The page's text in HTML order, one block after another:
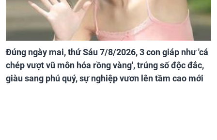
Đúng ngày mai, thứ Sáu 7/8/2026, 3 con giáp như 'cá
chép vượt vũ môn hóa rồng vàng', trúng số độc đắc,
giàu sang phú quý, sự nghiệp vươn lên tầm cao mới